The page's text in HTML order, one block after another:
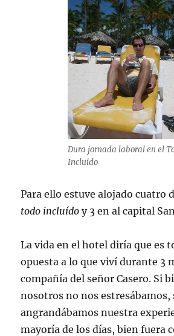
Dura jornada laboral en el
Incluido
Para ello estuve alojado cuatro
todo incluídoy 3 en al capital
La vida en el hotel diría que es
opuesta a lo que viví durante 3
compañía del señor Casero. Si
nosotros no nos estresábamos,
angrandábamos nuestra
mayoría de los días, bien fuera